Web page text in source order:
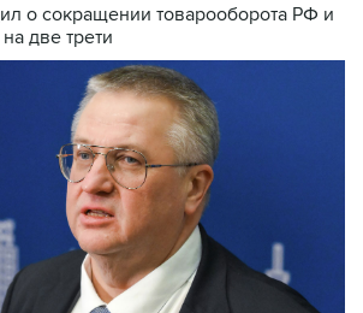
о сокращении товарооборота РФ и
две трети